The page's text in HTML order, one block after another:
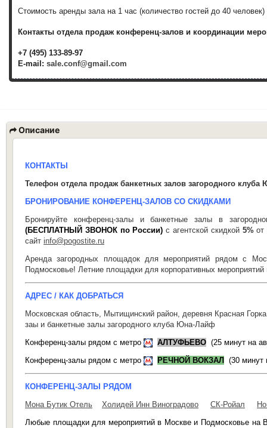
Стоимость аренды зала на 1 час (количество гостей до 40 человек)
Контакты отдела продаж конференц-залов и координации
+7 (495) 133-89-97
E-mail: sale.conf@gmail.com
Описание
КОНТАКТЫ
Телефон отдела продаж банкетных залов загородного клуба
БРОНИРОВАНИЕ КОНФЕРЕНЦ-ЗАЛОВ СО СКИДКАМИ
Бронируйте конференц-залы и банкетные залы в
(БЕСПЛАТНЫЙ ЗВОНОК по России) с агентской скидкой 5%от
сайт info@pogostite.ru
Аренда загородных площадок для мероприятий рядом с
Подмосковье! Летние площадки для корпоративных
АДРЕС / КАК ДОБРАТЬСЯ
Московская область, Мытищинский район, деревня Красная
заы и банкетные залы загородного клуба Юна-Лайф
Конференц-залы рядом с метро
АЛТУФЬЕВО (25 минут на
Конференц-залы рядом с метро
РЕЧНОЙ ВОКЗАЛ (30 минут
КОНФЕРЕНЦ-ЗАЛЫ РЯДОМ
Мона Бутик Отель
Холидей Инн Виноградово СК-Ройал
Любые площадки для мероприятий в Москве и Подмосковье